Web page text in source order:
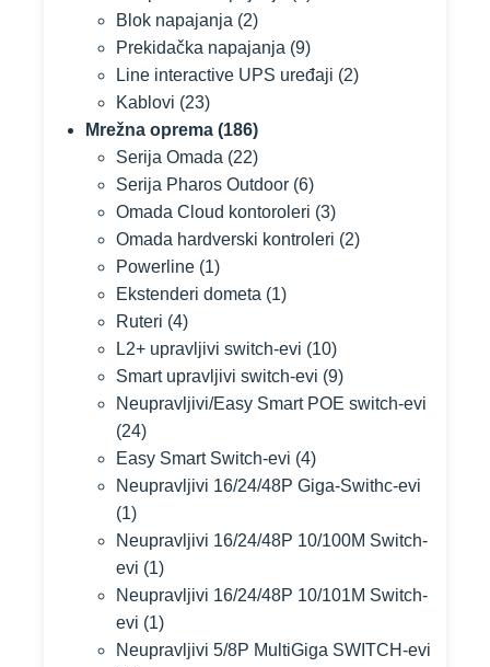
Blok napajanja (2)
Prekidačka napajanja (9)
Line interactive UPS uređaji (2)
Kablovi (23)
Mrežna oprema (186)
Serija Omada (22)
Serija Pharos Outdoor (6)
Omada Cloud kontoroleri (3)
Omada hardverski kontroleri (2)
Powerline (1)
Ekstenderi dometa (1)
Ruteri (4)
L2+ upravljivi switch-evi (10)
Smart upravljivi switch-evi (9)
Neupravljivi/Easy Smart POE switch-evi
(24)
Easy Smart Switch-evi (4)
Neupravljivi 16/24/48P Giga-Swithc-evi
(1)
Neupravljivi 16/24/48P 10/100M Switch-
evi (1)
Neupravljivi 16/24/48P 10/101M Switch-
evi (1)
Neupravljivi 5/8P MultiGiga SWITCH-evi